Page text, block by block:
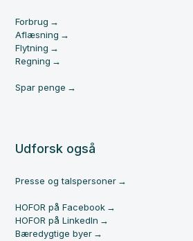
Forbrug
Aflæsning
Flytning
Regning
Spar penge
Udforsk også
Presse og talspersoner
HOFOR på Facebook
HOFOR på LinkedIn
Bæredygtige byer